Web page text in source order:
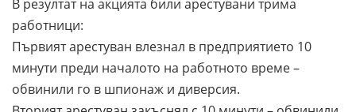
В резултат на акцията били арестувани трима
работници:
Първият арестуван влезнал в предприятието 10
минути преди началото на работното време –
обвинили го в шпионаж и диверсия.